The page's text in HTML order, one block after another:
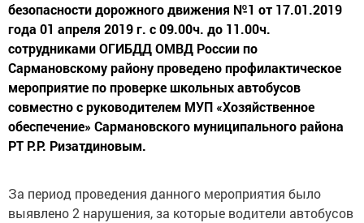
безопасности дорожного движения №1 от 17.01.2019
года 01 апреля 2019 г. с 09.00ч. до 11.00ч.
сотрудниками ОГИБДД ОМВД России по
Сармановскому району проведено профилактическое
мероприятие по проверке школьных автобусов
совместно с руководителем МУП «Хозяйственное
обеспечение» Сармановского муниципального района
РТ Р.Р. Ризатдиновым.
За период проведения данного мероприятия было
выявлено 2 нарушения, за которые водители автобусов